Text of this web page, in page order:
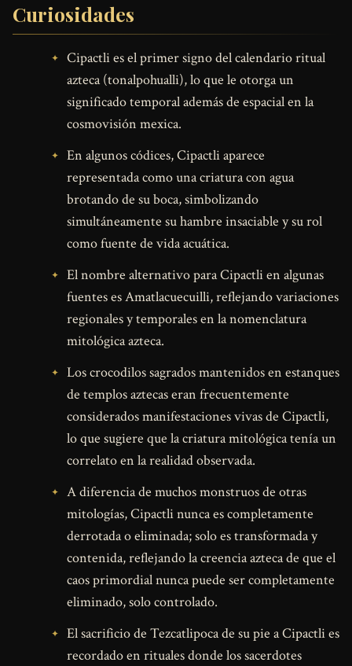
Curiosidades
Cipactli es el primer signo del calendario ritual
azteca (tonalpohualli), lo que le otorga un
significado temporal además de espacial en la
cosmovisión mexica.
En algunos códices, Cipactli aparece
representada como una criatura con agua
brotando de su boca, simbolizando
simultáneamente su hambre insaciable y su rol
como fuente de vida acuática.
El nombre alternativo para Cipactli en algunas
fuentes es Amatlacuecuilli, reflejando variaciones
regionales y temporales en la nomenclatura
mitológica azteca.
Los crocodilos sagrados mantenidos en estanques
de templos aztecas eran frecuentemente
considerados manifestaciones vivas de Cipactli,
lo que sugiere que la criatura mitológica tenía un
correlato en la realidad observada.
A diferencia de muchos monstruos de otras
mitologías, Cipactli nunca es completamente
derrotada o eliminada; solo es transformada y
contenida, reflejando la creencia azteca de que el
caos primordial nunca puede ser completamente
eliminado, solo controlado.
El sacrificio de Tezcatlipoca de su pie a Cipactli es
recordado en rituales donde los sacerdotes